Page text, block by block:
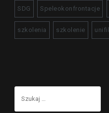
SDG Speleokonfrontacje
szkolenia szkolenie